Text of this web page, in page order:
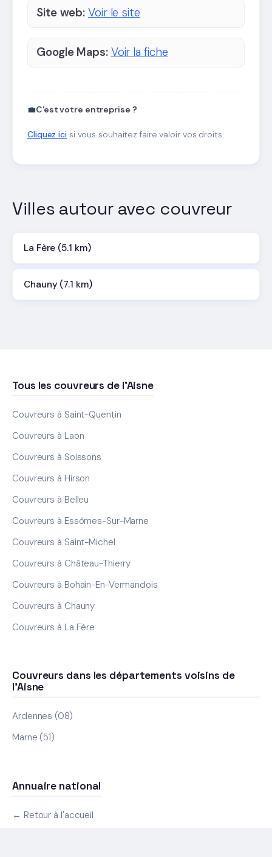
Site web: Voir le site
Google Maps: Voir la fiche
💼C'est votre entreprise ?
Cliquez icisi vous souhaitez faire valoir vos droits.
Villes autour avec couvreur
La Fère (5.1 km)
Chauny (7.1 km)
Tous les couvreurs de l'Aisne
Couvreurs à Saint-Quentin
Couvreurs à Laon
Couvreurs à Soissons
Couvreurs à Hirson
Couvreurs à Belleu
Couvreurs à Essômes-Sur-Marne
Couvreurs à Saint-Michel
Couvreurs à Château-Thierry
Couvreurs à Bohain-En-Vermandois
Couvreurs à Chauny
Couvreurs à La Fère
Couvreurs dans les départements voisins de
l'Aisne
Ardennes (08)
Marne (51)
Annuaire national
← Retour à l'accueil